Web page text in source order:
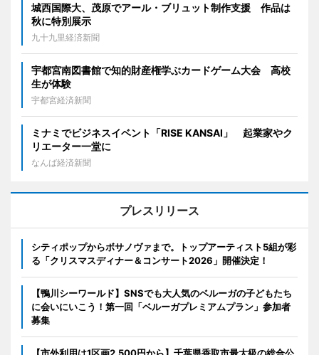
城西国際大、茂原でアール・ブリュット制作支援 作品は
秋に特別展示
九十九里経済新聞
宇都宮南図書館で知的財産権学ぶカードゲーム大会 高校
生が体験
宇都宮経済新聞
ミナミでビジネスイベント「RISE KANSAI」 起業家やク
リエーター一堂に
なんば経済新聞
プレスリリース
シティポップからボサノヴァまで。トップアーティスト5組が彩
る「クリスマスディナー＆コンサート2026」開催決定！
【鴨川シーワールド】SNSでも大人気のベルーガの子どもたち
に会いにいこう！第一回「ベルーガプレミアムプラン」参加者
募集
【市外利用は1区画2,500円から】千葉県香取市最大級の総合公